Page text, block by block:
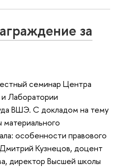
за
семинар Центра
Лаборатории
ВШЭ. С докладом на тему
особенности правового
Кузнецов, доцент
директор Высшей школы